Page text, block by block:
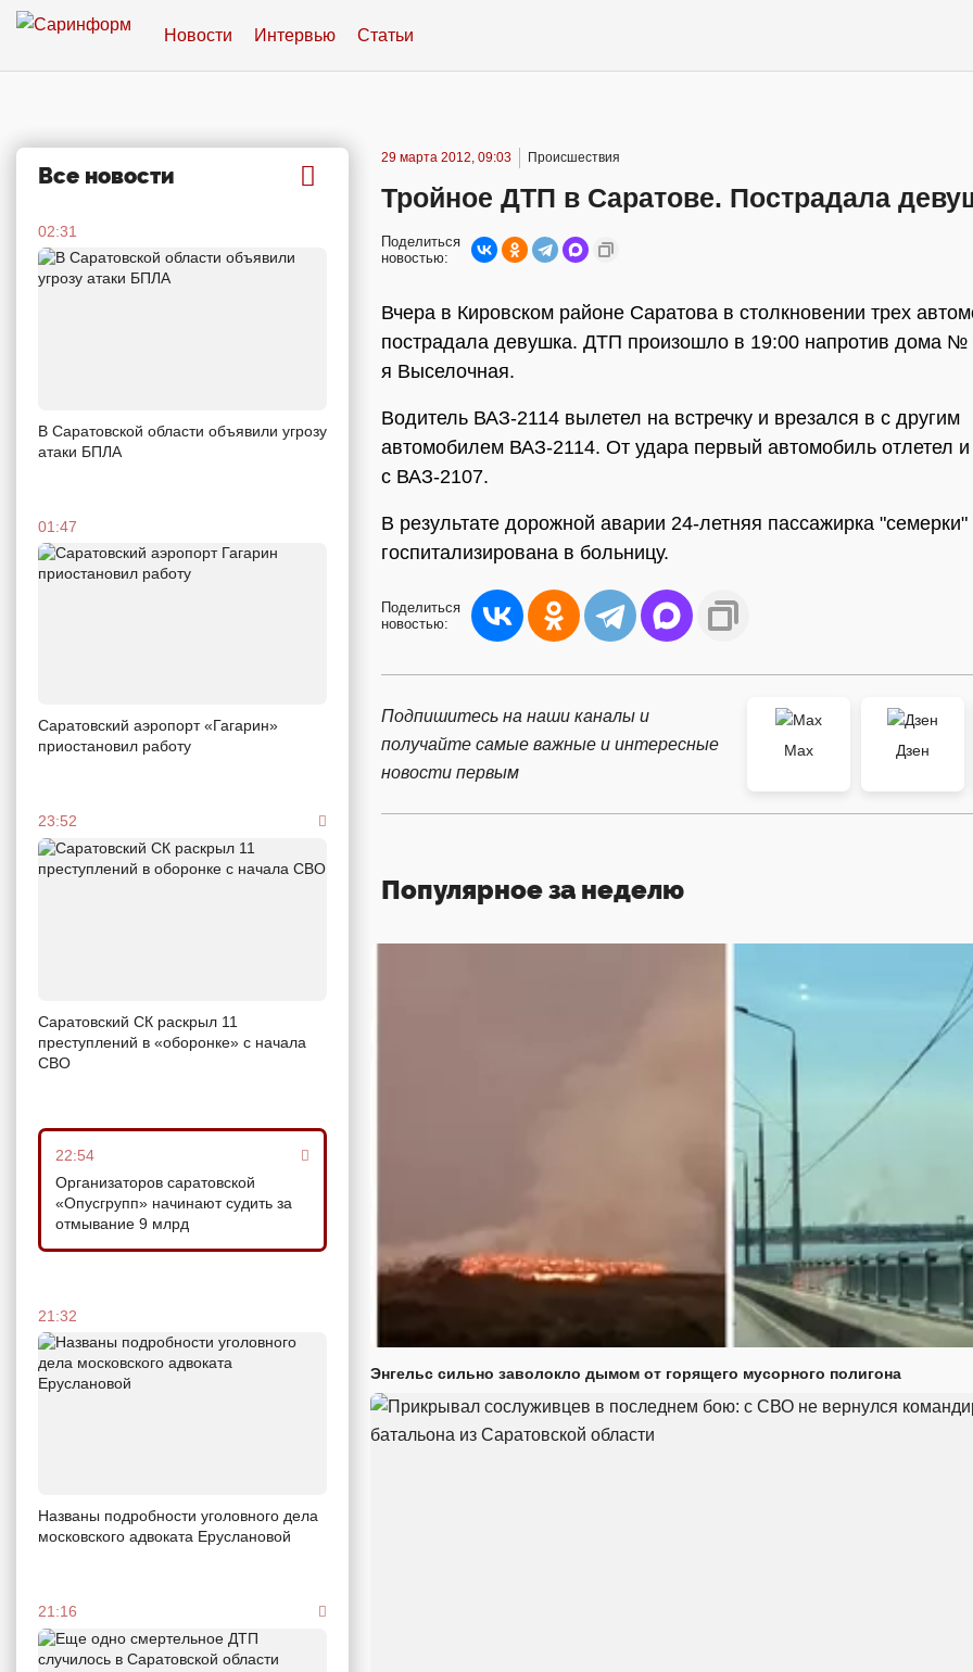
Новости Интервью Статьи
Все новости
02:31
В Саратовской области объявили угрозу
атаки БПЛА
01:47
Саратовский аэропорт «Гагарин»
приостановил работу
23:52
Саратовский СК раскрыл 11
преступлений в «оборонке» с начала
СВО
22:54
Организаторов саратовской
«Опусгрупп» начинают судить за
отмывание 9 млрд
21:32
Названы подробности уголовного дела
московского адвоката Еруслановой
21:16
29 марта 2012, 09:03 Происшествия
Тройное ДТП в Саратове. Пострадала
Поделиться
новостью:
Вчера в Кировском районе Саратова в столкновении трех
пострадала девушка. ДТП произошло в 19:00 напротив дома №
я Выселочная.
Водитель ВАЗ-2114 вылетел на встречку и врезался в с другим
автомобилем ВАЗ-2114. От удара первый автомобиль отлетел и
с ВАЗ-2107.
В результате дорожной аварии 24-летняя пассажирка
госпитализирована в больницу.
Поделиться
новостью:
Подпишитесь на наши каналы и
получайте самые важные и интересные
новости первым
Max
Дзен
Популярное за неделю
Энгельс сильно заволокло дымом от горящего мусорного полигона